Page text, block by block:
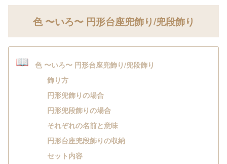
色 〜いろ〜 円形台座兜飾り/兜段飾り
📖
色 〜いろ〜 円形台座兜飾り/兜段飾り
飾り方
円形兜飾りの場合
円形兜段飾りの場合
それぞれの名前と意味
円形台座兜段飾りの収納
セット内容